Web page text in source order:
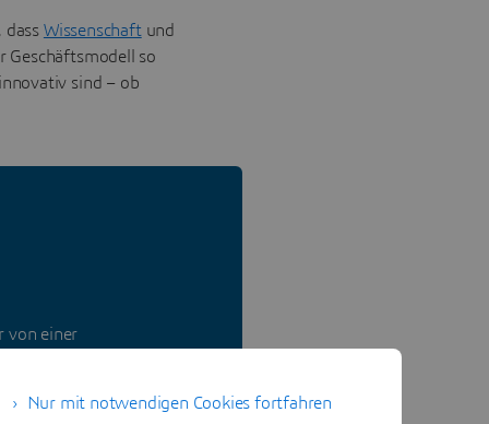
dass Wissenschaft und
Geschäftsmodell so
sind – ob
von einer
zu
Nur mit notwendigen Cookies fortfahren